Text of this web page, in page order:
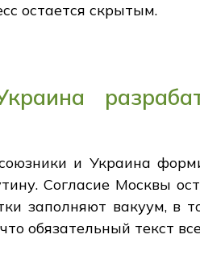
остается скрытым.
и Украина
Согласие Москвы
заполняют вакуум, в
обязательный текст